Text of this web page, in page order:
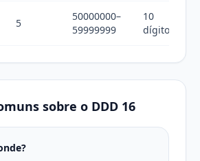
5
50000000–
59999999
10
dígitos
sobre o DDD 16